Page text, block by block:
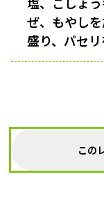
ぜ、もやし
盛り、パセリ
この